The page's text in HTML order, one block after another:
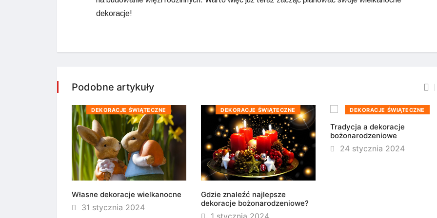
dekoracje!
Podobne artykuły
DEKORACJE ŚWIĄTECZNE
Własne dekoracje wielkanocne
31 stycznia 2024
DEKORACJE ŚWIĄTECZNE
Gdzie znaleźć najlepsze
dekoracje bożonarodzeniowe?
DEKORACJE ŚWIĄTECZNE
Tradycja a dekoracje
bożonarodzeniowe
24 stycznia 2024